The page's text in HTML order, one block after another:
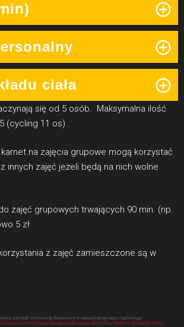
ciała
się od 5 osób. Maksymalna ilość
(cycling 11 os) .
na zajęcia grupowe mogą korzystać
innych zajęć jeżeli będą na nich wolne
do zajęć grupowych trwających 90 min. (np.
5 zł
z zajęć zamieszczone są w